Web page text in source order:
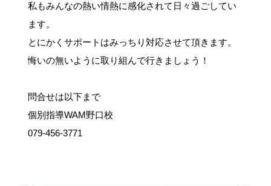
私もみんなの熱い情熱に感化されて日々過ごしてい
ます。
とにかくサポートはみっちり対応させて頂きます。
悔いの無いように取り組んで行きましょう！
問合せは以下まで
個別指導WAM野口校
079-456-3771